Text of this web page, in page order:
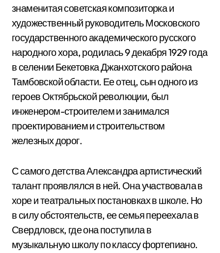
знаменитая советская композиторка и
художественный руководитель Московского
государственного академического русского
народного хора, родилась 9 декабря 1929 года
в селении Бекетовка Джанхотского района
Тамбовской области. Ее отец, сын одного из
героев Октябрьской революции, был
инженером-строителем и занимался
проектированием и строительством
железных дорог.
С самого детства Александра артистический
талант проявлялся в ней. Она участвовала в
хоре и театральных постановках в школе. Но
в силу обстоятельств, ее семья переехала в
Свердловск, где она поступила в
музыкальную школу по классу фортепиано.